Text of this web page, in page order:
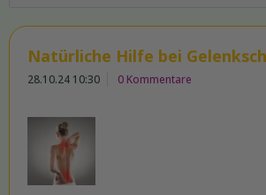
Natürliche Hilfe bei
28.10.24 10:30 0 Kommentare